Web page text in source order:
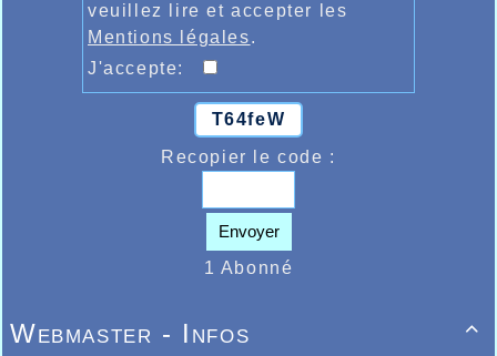
veuillez lire et accepter les
Mentions légales.
J'accepte:
T64feW
Recopier le code :
Envoyer
1 Abonné

Webmaster - Infos